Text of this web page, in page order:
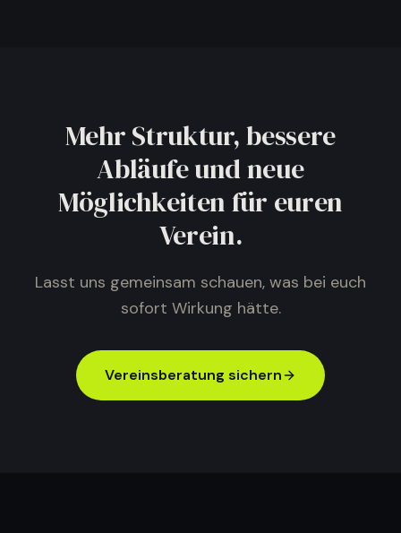
Mehr Struktur, bessere
Abläufe und neue
Möglichkeiten für euren
Verein.
Lasst uns gemeinsam schauen, was bei euch
sofort Wirkung hätte.
Vereinsberatung sichern